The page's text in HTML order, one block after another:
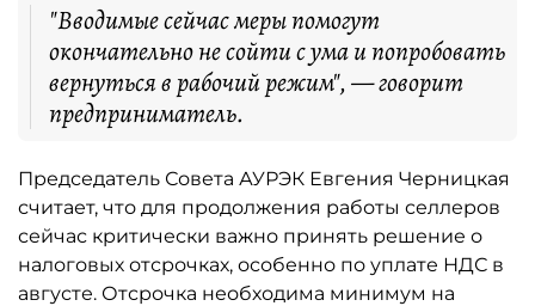
"Вводимые сейчас меры помогут
окончательно не сойти с ума и попробовать
вернуться в рабочий режим", — говорит
предприниматель.
Председатель Совета АУРЭК Евгения Черницкая
считает, что для продолжения работы селлеров
сейчас критически важно принять решение о
налоговых отсрочках, особенно по уплате НДС в
августе. Отсрочка необходима минимум на